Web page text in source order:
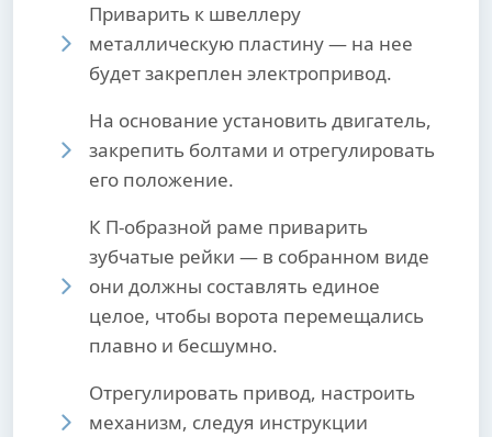
Приварить к швеллеру
металлическую пластину — на нее
будет закреплен электропривод.
На основание установить двигатель,
закрепить болтами и отрегулировать
его положение.
К П-образной раме приварить
зубчатые рейки — в собранном виде
они должны составлять единое
целое, чтобы ворота перемещались
плавно и бесшумно.
Отрегулировать привод, настроить
механизм, следуя инструкции